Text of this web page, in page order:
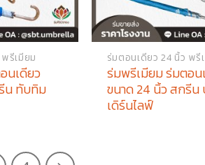
รีเมียม
นเดียว
น ทับทิม
ร่มตอนเดียว 24 นิ้ว พรี
ร่มพรีเมียม ร่มตอน
ขนาด 24 นิ้ว สกรีน
เดิร์นไลฟ์